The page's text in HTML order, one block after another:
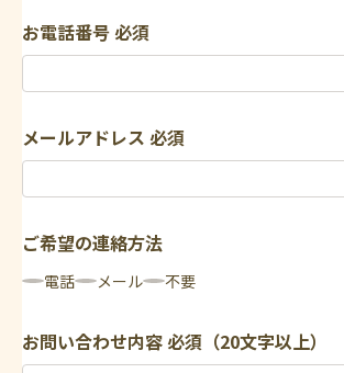
お電話番号必須
メールアドレス 必須
ご希望の連絡方法
電話 メール 不要
お問い合わせ内容必須（20文字以上）